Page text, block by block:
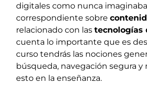
digitales como nunca
correspondiente sobre
relacionado con las tecnologías
cuenta lo importante que es
curso tendrás las nociones
búsqueda, navegación segura
esto en la enseñanza.